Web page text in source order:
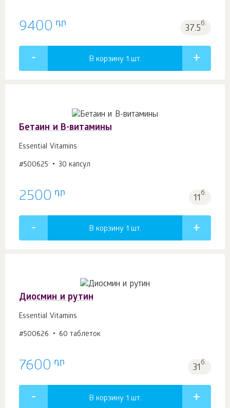
9400 դր 37.5б.
В корзину 1 шт.
Бетаин и В-витамины
Essential Vitamins
#500625 30 капсул
2500 դր 11б.
В корзину 1 шт.
Диосмин и рутин
Essential Vitamins
#500626 60 таблеток
7600 դր 31б.
В корзину 1 шт.